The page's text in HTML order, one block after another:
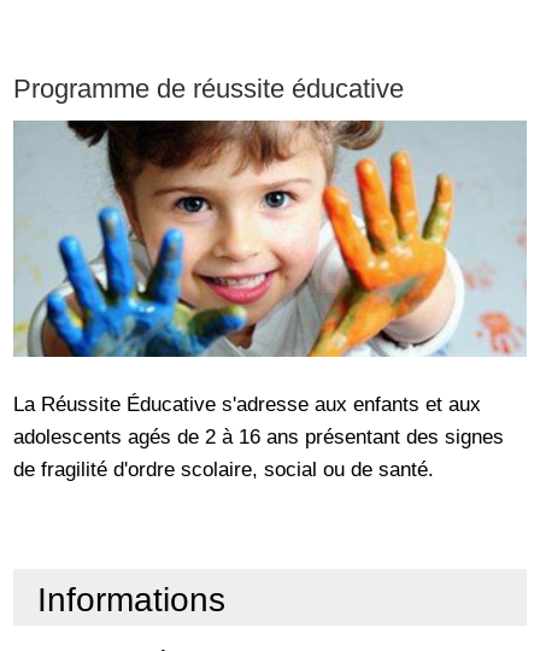
Programme de réussite éducative
La Réussite Éducative s'adresse aux enfants et aux
adolescents agés de 2 à 16 ans présentant des signes
de fragilité d'ordre scolaire, social ou de santé.
Informations